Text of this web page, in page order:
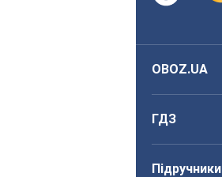
OBOZ.UA
ГДЗ
Підручники